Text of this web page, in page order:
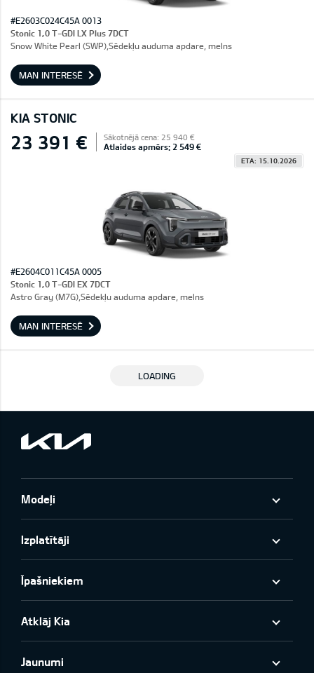
#E2603C024C45A 0013
Stonic 1,0 T-GDI LX Plus 7DCT
Snow White Pearl (SWP),Sēdekļu auduma apdare, melns
MAN INTERESĒ
KIA STONIC
23 391 € Sākotnējā cena: 25 940 €
Atlaides apmērs: 2 549 €
ETA: 15.10.2026
#E2604C011C45A 0005
Stonic 1,0 T-GDI EX 7DCT
Astro Gray (M7G),Sēdekļu auduma apdare, melns
MAN INTERESĒ
LOADING
Modeļi
Izplatītāji
Īpašniekiem
Atklāj Kia
Jaunumi